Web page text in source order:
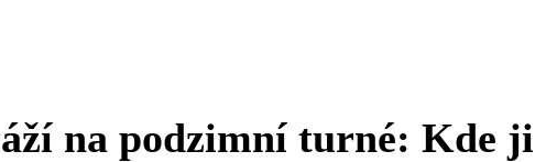
na podzimní turné: Kde ji